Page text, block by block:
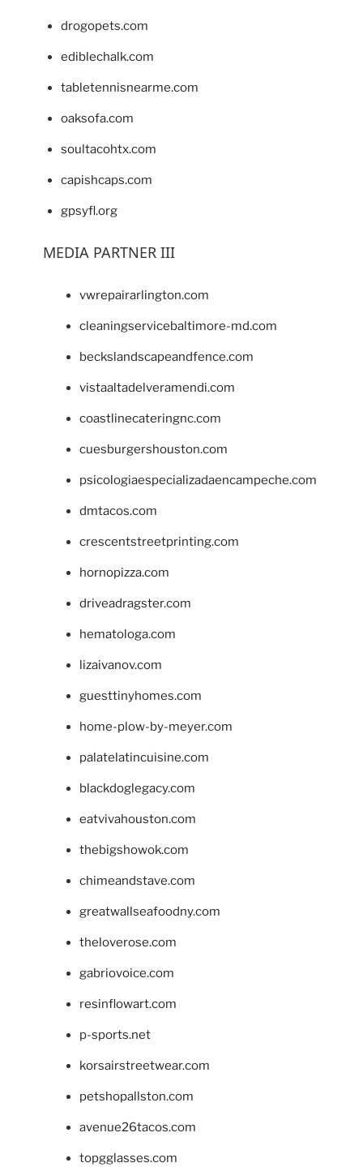
drogopets.com
ediblechalk.com
tabletennisnearme.com
oaksofa.com
soultacohtx.com
capishcaps.com
gpsyfl.org
MEDIA PARTNER III
vwrepairarlington.com
cleaningservicebaltimore-md.com
beckslandscapeandfence.com
vistaaltadelveramendi.com
coastlinecateringnc.com
cuesburgershouston.com
psicologiaespecializadaencampeche.com
dmtacos.com
crescentstreetprinting.com
hornopizza.com
driveadragster.com
hematologa.com
lizaivanov.com
guesttinyhomes.com
home-plow-by-meyer.com
palatelatincuisine.com
blackdoglegacy.com
eatvivahouston.com
thebigshowok.com
chimeandstave.com
greatwallseafoodny.com
theloverose.com
gabriovoice.com
resinflowart.com
p-sports.net
korsairstreetwear.com
petshopallston.com
avenue26tacos.com
topgglasses.com